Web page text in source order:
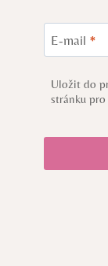
E-mail *
Uložit do
stránku